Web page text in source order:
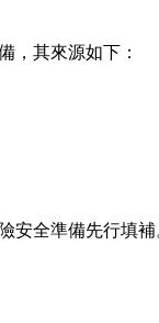
，其來源如下：
安全準備先行填補